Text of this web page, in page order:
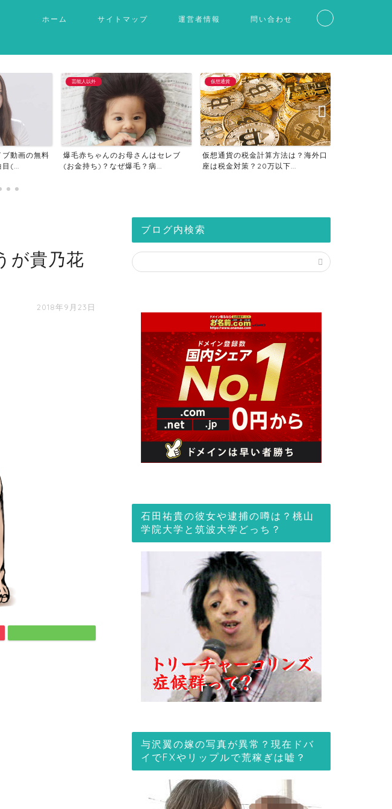
ホーム サイトマップ 運営者情報 問い合わせ
動画の無料
目(...
芸能人以外
爆毛赤ちゃんのお母さんはセレブ
(お金持ち)？なぜ爆毛？病...
仮想通貨
仮想通貨の税金計算方法は？海外口
座は税金対策？20万以下...
が貴乃花
2018年9月23日
ブログ内検索
石田祐貴の彼女や逮捕の噂は？桃山
学院大学と筑波大学どっち？
与沢翼の嫁の写真が異常？現在ドバ
イでFXやリップルで荒稼ぎは嘘？